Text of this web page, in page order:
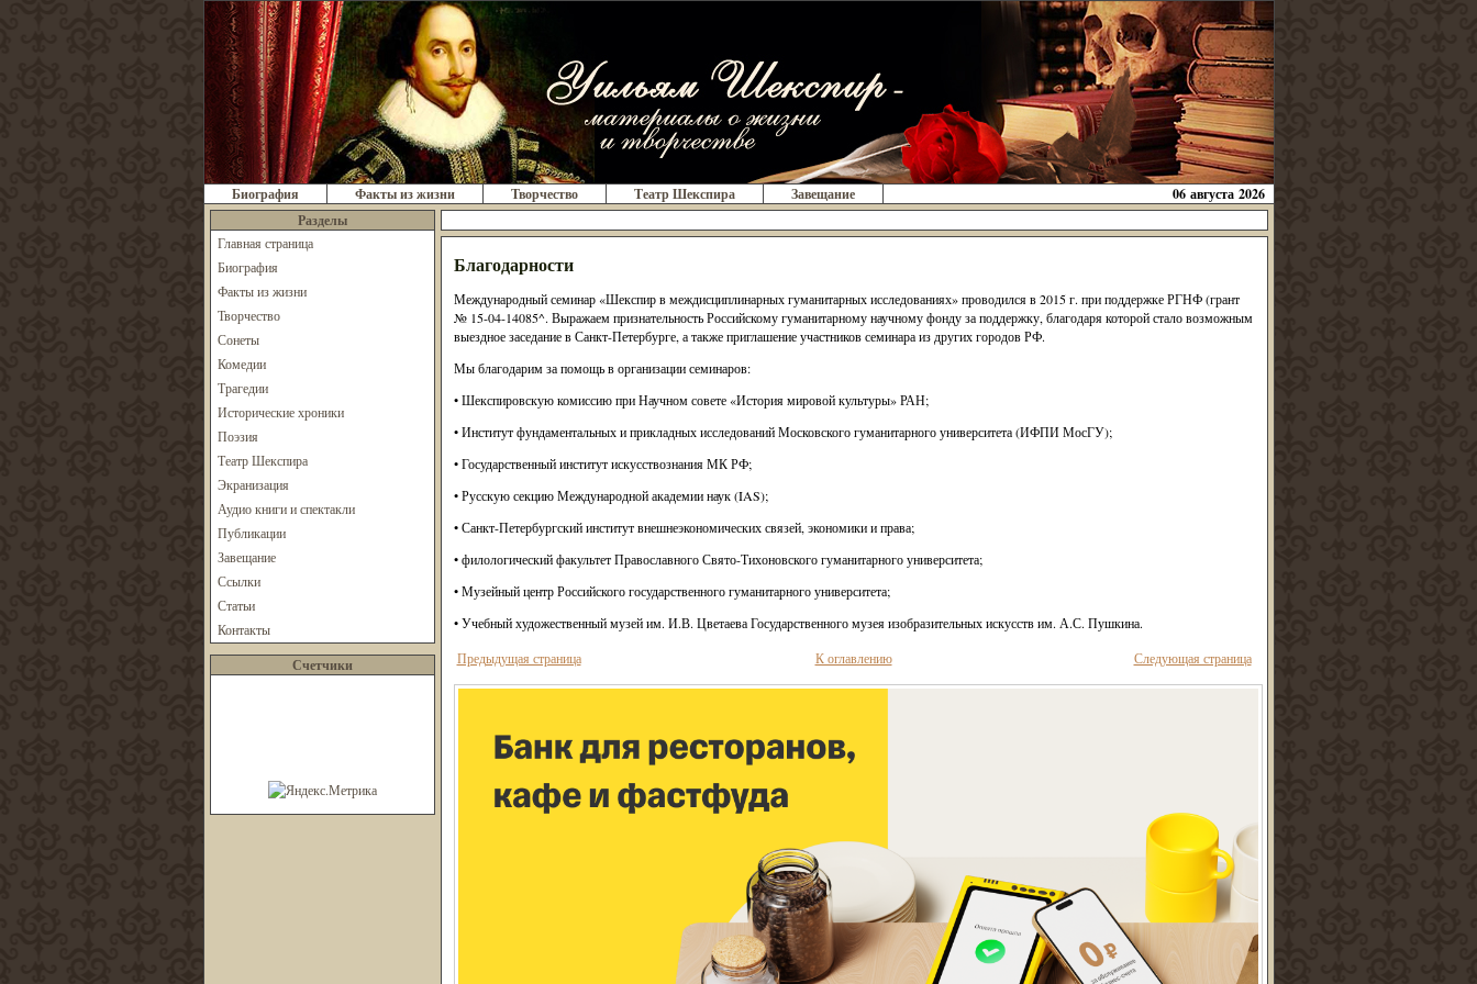
Биография Факты из жизни Творчество Театр Шекспира Завещание
06 августа 2026
Разделы
Главная страница
Биография
Факты из жизни
Творчество
Сонеты
Комедии
Трагедии
Исторические хроники
Поэзия
Театр Шекспира
Экранизация
Аудио книги и спектакли
Публикации
Завещание
Ссылки
Статьи
Контакты
Счетчики
Благодарности
Международный семинар «Шекспир в междисциплинарных гуманитарных исследованиях» проводился в 2015 г. при поддержке РГНФ (грант
№ 15-04-14085^. Выражаем признательность Российскому гуманитарному научному фонду за поддержку, благодаря которой стало возможным
выездное заседание в Санкт-Петербурге, а также приглашение участников семинара из других городов РФ.
Мы благодарим за помощь в организации семинаров:
• Шекспировскую комиссию при Научном совете «История мировой культуры» РАН;
• Институт фундаментальных и прикладных исследований Московского гуманитарного университета (ИФПИ МосГУ);
• Государственный институт искусствознания МК РФ;
• Русскую секцию Международной академии наук (IAS);
• Санкт-Петербургский институт внешнеэкономических связей, экономики и права;
• филологический факультет Православного Свято-Тихоновского гуманитарного университета;
• Музейный центр Российского государственного гуманитарного университета;
• Учебный художественный музей им. И.В. Цветаева Государственного музея изобразительных искусств им. А.С. Пушкина.
Предыдущая страница
К оглавлению Следующая страница